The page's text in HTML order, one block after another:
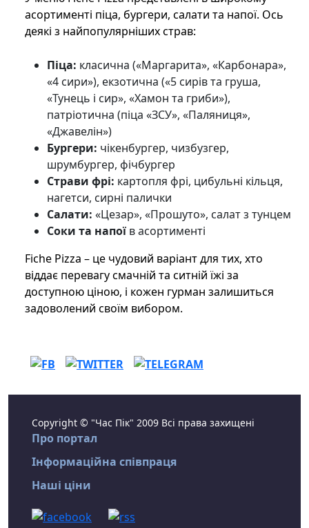
асортименті піца, бургери, салати та напої. Ось
деякі з найпопулярніших страв:
Піца: класична («Маргарита», «Карбонара»,
«4 сири»), екзотична («5 сирів та груша,
«Тунець і сир», «Хамон та гриби»),
патріотична (піца «ЗСУ», «Паляниця»,
«Джавелін»)
Бургери: чікенбургер, чизбузгер,
шрумбургер, фічбургер
Страви фрі: картопля фрі, цибульні кільця,
нагетси, сирні палички
Салати: «Цезар», «Прошуто», салат з тунцем
Соки та напої в асортименті
Fiche Pizza – це чудовий варіант для тих, хто
віддає перевагу смачній та ситній їжі за
доступною ціною, і кожен гурман залишиться
задоволений своїм вибором.
Copyright © "Час Пік" 2009 Всі права захищені
Про портал
Інформаційна співпраця
Наші ціни